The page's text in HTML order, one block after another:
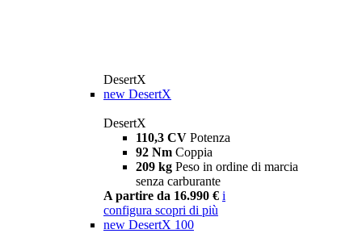
DesertX
new DesertX
DesertX
110,3 CV Potenza
92 Nm Coppia
209 kg Peso in ordine di marcia
senza carburante
A partire da 16.990 € i
configura scopri di più
new DesertX 100